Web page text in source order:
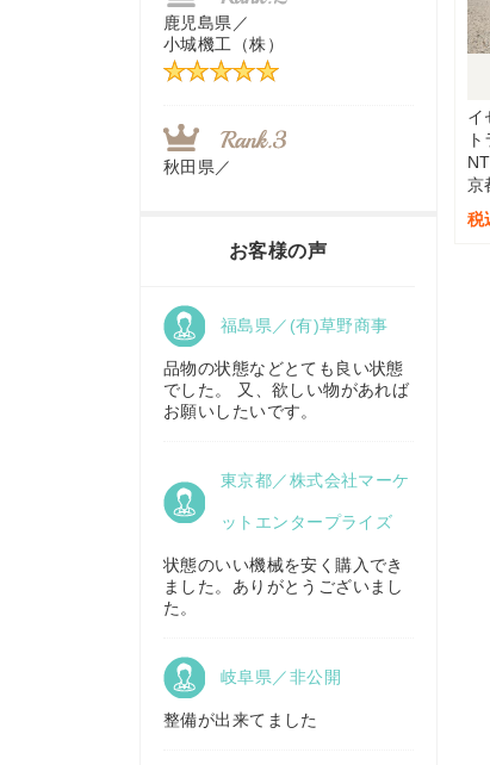
イ
京
税
ガワ農機商会）
東京都／
株式会社マーケットエンタープ
ライズ
秋田県／
TMKトレーディング株式会社
鹿児島県／
小城機工（株）
秋田県／
香川県／
農機リンクス
株式会社キリノ
福島県／
お客様の声
福島県／(有)草野商事
品物の状態などとても良い状態
でした。 又、欲しい物があれば
お願いしたいです。
東京都／株式会社マーケ
ットエンタープライズ
状態のいい機械を安く購入でき
ました。ありがとうございまし
た。
岐阜県／非公開
整備が出来てました